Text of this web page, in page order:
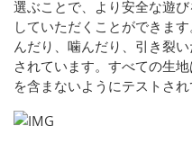
選ぶことで、より安全な遊
していただくことができま
んだり、噛んだり、引き裂
されています。すべての生
を含まないようにテストされ